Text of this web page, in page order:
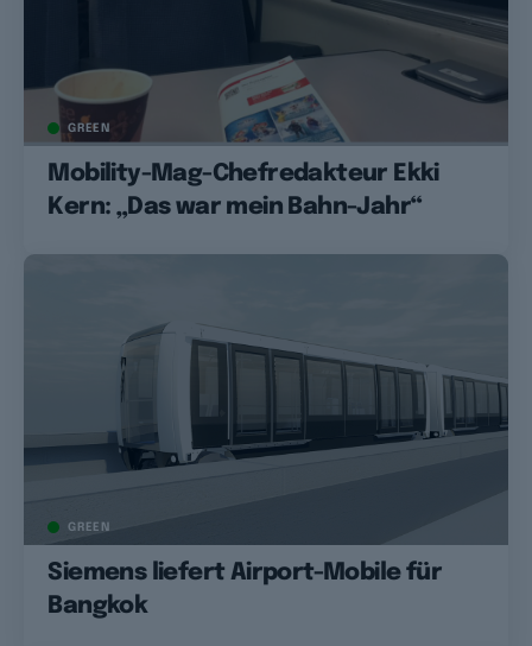
GREEN
Mobility-Mag-Chefredakteur Ekki
Kern: „Das war mein Bahn-Jahr“
GREEN
Siemens liefert Airport-Mobile für
Bangkok